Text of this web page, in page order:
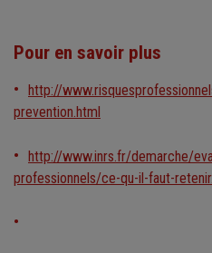
Pour en savoir plus
http://
prevention.html
http://www.inrs.fr/demarche/
professionnels/ce-qu-il-faut-